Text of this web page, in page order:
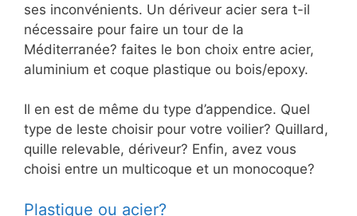
ses inconvénients. Un dériveur acier sera t-il
nécessaire pour faire un tour de la
Méditerranée? faites le bon choix entre acier,
aluminium et coque plastique ou bois/epoxy.
Il en est de même du type d’appendice. Quel
type de leste choisir pour votre voilier? Quillard,
quille relevable, dériveur? Enfin, avez vous
choisi entre un multicoque et un monocoque?
Plastique ou acier?